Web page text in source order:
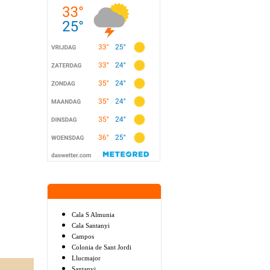
Cala S Almunia
Cala Santanyi
Campos
Colonia de Sant Jordi
Llucmajor